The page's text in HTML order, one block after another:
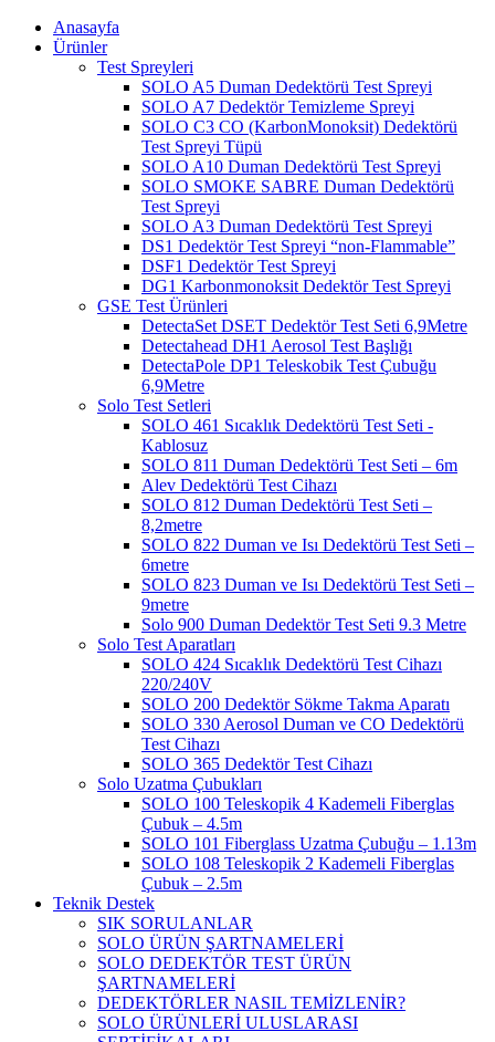
Anasayfa
Ürünler
Test Spreyleri
SOLO A5 Duman Dedektörü Test Spreyi
SOLO A7 Dedektör Temizleme Spreyi
SOLO C3 CO (KarbonMonoksit) Dedektörü
Test Spreyi Tüpü
SOLO A10 Duman Dedektörü Test Spreyi
SOLO SMOKE SABRE Duman Dedektörü
Test Spreyi
SOLO A3 Duman Dedektörü Test Spreyi
DS1 Dedektör Test Spreyi “non-Flammable”
DSF1 Dedektör Test Spreyi
DG1 Karbonmonoksit Dedektör Test Spreyi
GSE Test Ürünleri
DetectaSet DSET Dedektör Test Seti 6,9Metre
Detectahead DH1 Aerosol Test Başlığı
DetectaPole DP1 Teleskobik Test Çubuğu
6,9Metre
Solo Test Setleri
SOLO 461 Sıcaklık Dedektörü Test Seti -
Kablosuz
SOLO 811 Duman Dedektörü Test Seti – 6m
Alev Dedektörü Test Cihazı
SOLO 812 Duman Dedektörü Test Seti –
8,2metre
SOLO 822 Duman ve Isı Dedektörü Test Seti –
6metre
SOLO 823 Duman ve Isı Dedektörü Test Seti –
9metre
Solo 900 Duman Dedektör Test Seti 9.3 Metre
Solo Test Aparatları
SOLO 424 Sıcaklık Dedektörü Test Cihazı
220/240V
SOLO 200 Dedektör Sökme Takma Aparatı
SOLO 330 Aerosol Duman ve CO Dedektörü
Test Cihazı
SOLO 365 Dedektör Test Cihazı
Solo Uzatma Çubukları
SOLO 100 Teleskopik 4 Kademeli Fiberglas
Çubuk – 4.5m
SOLO 101 Fiberglass Uzatma Çubuğu – 1.13m
SOLO 108 Teleskopik 2 Kademeli Fiberglas
Çubuk – 2.5m
Teknik Destek
SIK SORULANLAR
SOLO ÜRÜN ŞARTNAMELERİ
SOLO DEDEKTÖR TEST ÜRÜN
ŞARTNAMELERİ
DEDEKTÖRLER NASIL TEMİZLENİR?
SOLO ÜRÜNLERİ ULUSLARASI